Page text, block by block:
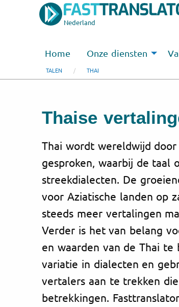
Nederland
Home Onze diensten
TALEN THAI
Thaise
Thai wordt wereldwijd
gesproken, waarbij de taal
streekdialecten. De
voor Aziatische landen op
steeds meer vertalingen
Verder is het van belang
en waarden van de Thai
variatie in dialecten en
vertalers aan te trekken
betrekkingen.